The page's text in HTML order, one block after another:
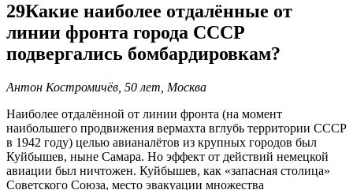
29Какие наиболее отдалённые от
линии фронта города СССР
подвергались бомбардировкам?
Антон Костромичёв, 50 лет, Москва
Наиболее отдалённой от линии фронта (на момент
наибольшего продвижения вермахта вглубь территории СССР
в 1942 году) целью авианалётов из крупных городов был
Куйбышев, ныне Самара. Но эффект от действий немецкой
авиации был ничтожен. Куйбышев, как «запасная столица»
Советского Союза, место эвакуации множества